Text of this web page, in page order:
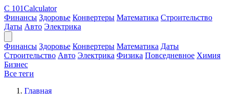
C 101Calculator
Финансы Здоровье Конвертеры Математика Строительство
Даты Авто Электрика
Финансы Здоровье Конвертеры Математика Даты
Строительство Авто Электрика Физика Повседневное Химия
Бизнес
Все теги
Главная